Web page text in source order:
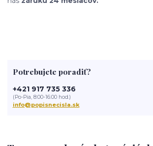
Potrebujete poradiť?
+421 917 735 336
(Po-Pia, 8:00-16:00 hod.)
info@popisnecisla.sk